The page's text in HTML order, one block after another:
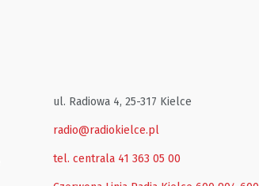
ul. Radiowa 4, 25-317 Kielce
radio@radiokielce.pl
tel. centrala 41 363 05 00